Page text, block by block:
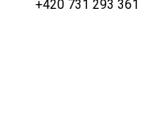
+420 731 293 361